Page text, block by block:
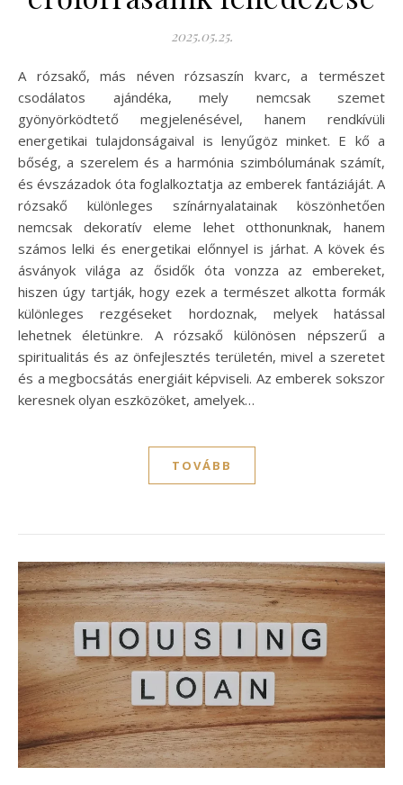
2025.05.25.
A rózsakő, más néven rózsaszín kvarc, a természet
csodálatos ajándéka, mely nemcsak szemet
gyönyörködtető megjelenésével, hanem rendkívüli
energetikai tulajdonságaival is lenyűgöz minket. E kő a
bőség, a szerelem és a harmónia szimbólumának számít,
és évszázadok óta foglalkoztatja az emberek fantáziáját. A
rózsakő különleges színárnyalatainak köszönhetően
nemcsak dekoratív eleme lehet otthonunknak, hanem
számos lelki és energetikai előnnyel is járhat. A kövek és
ásványok világa az ősidők óta vonzza az embereket,
hiszen úgy tartják, hogy ezek a természet alkotta formák
különleges rezgéseket hordoznak, melyek hatással
lehetnek életünkre. A rózsakő különösen népszerű a
spiritualitás és az önfejlesztés területén, mivel a szeretet
és a megbocsátás energiáit képviseli. Az emberek sokszor
keresnek olyan eszközöket, amelyek…
TOVÁBB